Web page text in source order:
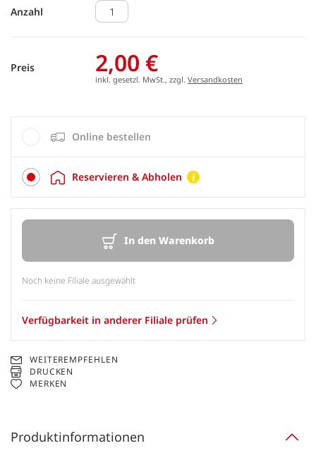
Anzahl
Preis 2,00 €
inkl. gesetzl. MwSt., zzgl. Versandkosten
Online bestellen
Reservieren & Abholen
In den Warenkorb
Noch keine Filiale ausgewählt
Verfügbarkeit in anderer Filiale prüfen
WEITEREMPFEHLEN
DRUCKEN
MERKEN
Produktinformationen